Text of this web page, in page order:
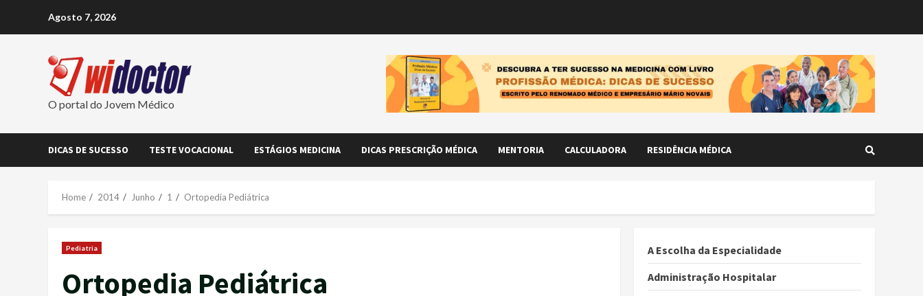
Agosto 7, 2026
O portal do Jovem Médico
DICAS DE SUCESSO TESTE VOCACIONAL ESTÁGIOS MEDICINA DICAS PRESCRIÇÃO MÉDICA MENTORIA CALCULADORA RESIDÊNCIA MÉDICA
Home 2014 Junho 1 Ortopedia Pediátrica
Pediatria
Ortopedia Pediátrica
A Escolha da Especialidade
Administração Hospitalar